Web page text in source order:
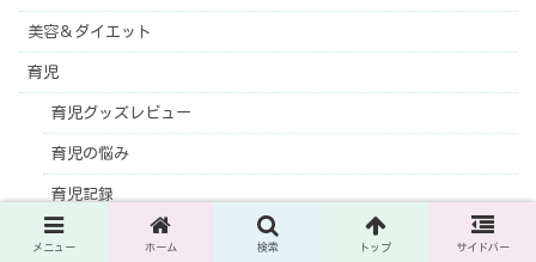
美容＆ダイエット
育児
育児グッズレビュー
育児の悩み
育児記録
離乳食
メニュー ホーム 検索 トップ サイドバー